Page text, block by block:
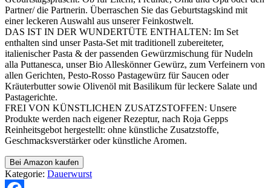
Partner/ die Partnerin. Überraschen Sie das Geburtstagskind mit
einer leckeren Auswahl aus unserer Feinkostwelt.
DAS IST IN DER WUNDERTÜTE ENTHALTEN: Im Set
enthalten sind unser Pasta-Set mit traditionell zubereiteter,
italienischer Pasta & der passenden Gewürzmischung für Nudeln
alla Puttanesca, unser Bio Alleskönner Gewürz, zum Verfeinern von
allen Gerichten, Pesto-Rosso Pastagewürz für Saucen oder
Kräuterbutter sowie Olivenöl mit Basilikum für leckere Salate und
Pastagerichte.
FREI VON KÜNSTLICHEN ZUSATZSTOFFEN: Unsere
Produkte werden nach eigener Rezeptur, nach Roja Gepps
Reinheitsgebot hergestellt: ohne künstliche Zusatzstoffe,
Geschmacksverstärker oder künstliche Aromen.
Bei Amazon kaufen
Kategorie: Dauerwurst